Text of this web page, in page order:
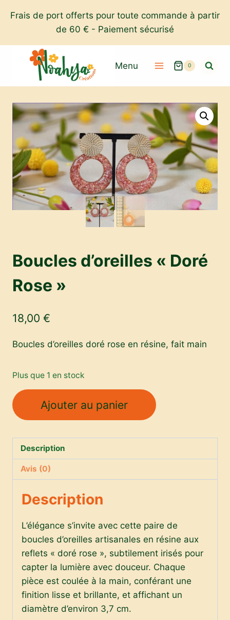
Frais de port offerts pour toute commande à partir
de 60 € - Paiement sécurisé
Menu 0
Boucles d’oreilles « Doré
Rose »
18,00 €
Boucles d’oreilles doré rose en résine, fait main
Plus que 1 en stock
quantité
de
Boucles
d’oreilles
Doré
Rose
Ajouter au panier
Description
Avis (0)
Description
L’élégance s’invite avec cette paire de
boucles d’oreilles artisanales en résine aux
reflets « doré rose », subtilement irisés pour
capter la lumière avec douceur. Chaque
pièce est coulée à la main, conférant une
finition lisse et brillante, et affichant un
diamètre d’environ 3,7 cm.